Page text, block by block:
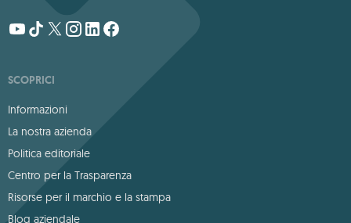
SCOPRICI
Informazioni
La nostra azienda
Politica editoriale
Centro per la Trasparenza
Risorse per il marchio e la stampa
Blog aziendale